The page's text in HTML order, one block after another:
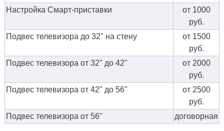
Настройка Смарт-приставки
от 1000
руб.
Подвес телевизора до 32" на стену
от 1500
руб.
Подвес телевизора от 32" до 42"
от 2000
руб.
Подвес телевизора от 42" до 56"
от 2500
руб.
Подвес телевизора от 56"
договорная